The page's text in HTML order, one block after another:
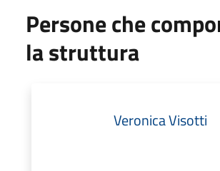
Persone che
la struttura
Veronica Visotti